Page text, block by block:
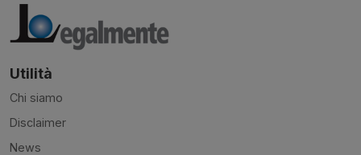
Utilità
Chi siamo
Disclaimer
News